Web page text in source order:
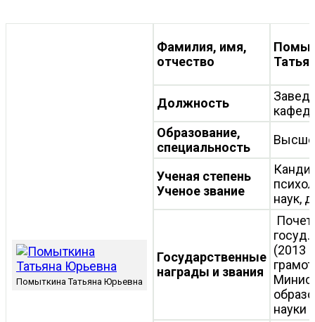
Помыткина Татьяна Юрьевна
Фамилия, имя,
отчество
Должность
Образование,
специальность
Ученая степень
Ученое звание
наук,
Государственные
награды и звания
госуд.
(2013
науки